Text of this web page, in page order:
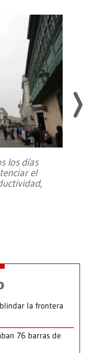
los días
el
blindar la frontera
76 barras de